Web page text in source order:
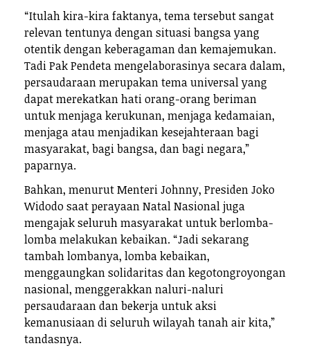
“Itulah kira-kira faktanya, tema tersebut sangat
relevan tentunya dengan situasi bangsa yang
otentik dengan keberagaman dan kemajemukan.
Tadi Pak Pendeta mengelaborasinya secara dalam,
persaudaraan merupakan tema universal yang
dapat merekatkan hati orang-orang beriman
untuk menjaga kerukunan, menjaga kedamaian,
menjaga atau menjadikan kesejahteraan bagi
masyarakat, bagi bangsa, dan bagi negara,”
paparnya.
Bahkan, menurut Menteri Johnny, Presiden Joko
Widodo saat perayaan Natal Nasional juga
mengajak seluruh masyarakat untuk berlomba-
lomba melakukan kebaikan. “Jadi sekarang
tambah lombanya, lomba kebaikan,
menggaungkan solidaritas dan kegotongroyongan
nasional, menggerakkan naluri-naluri
persaudaraan dan bekerja untuk aksi
kemanusiaan di seluruh wilayah tanah air kita,”
tandasnya.